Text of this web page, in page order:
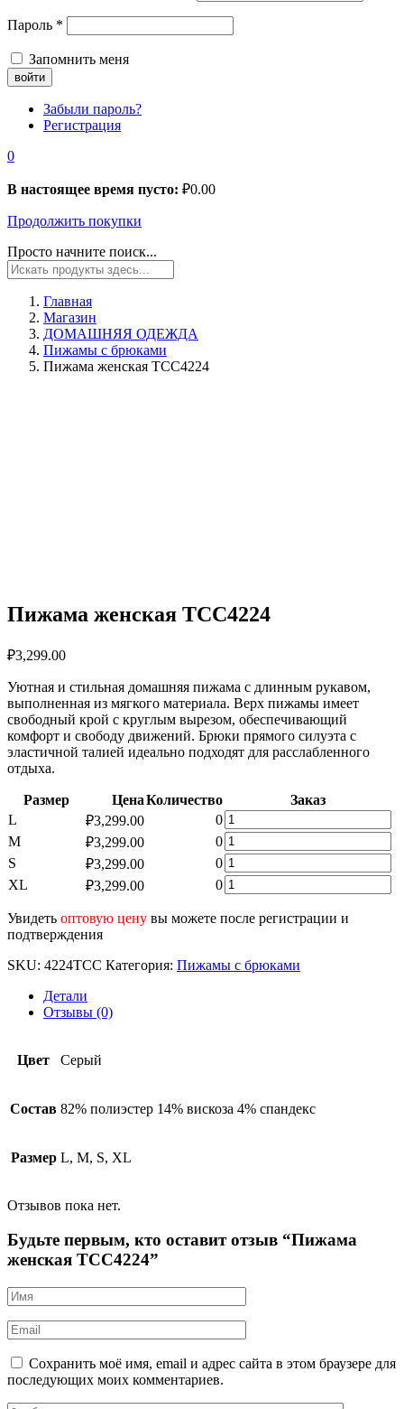
Пароль *
Запомнить меня
Забыли пароль?
Регистрация
0
В настоящее время пусто: ₽0.00
Продолжить покупки
Просто начните поиск...
Главная
Магазин
ДОМАШНЯЯ ОДЕЖДА
Пижамы с брюками
Пижама женская TCC4224
Пижама женская TCC4224
₽3,299.00
Уютная и стильная домашняя пижама с длинным рукавом,
выполненная из мягкого материала. Верх пижамы имеет
свободный крой с круглым вырезом, обеспечивающий
комфорт и свободу движений. Брюки прямого силуэта с
эластичной талией идеально подходят для расслабленного
отдыха.
Размер ЦенаКоличество
Заказ
L
₽3,299.00 0 Количество
товара
Пижама
женская
TCC4224
M ₽3,299.00 0 Количество
товара
Пижама
женская
S ₽3,299.00 0 Количество
товара
Пижама
TCC4224
XL ₽3,299.00 0 Количество
товара
Пижама
женская
Увидеть оптовую цену вы можете после регистрации и
подтверждения
SKU: 4224TCC Категория: Пижамы с брюками
Детали
Отзывы (0)
Цвет Серый
Состав 82% полиэстер 14% вискоза 4% спандекс
Размер L, M, S, XL
Отзывов пока нет.
Будьте первым, кто оставит отзыв “Пижама
женская TCC4224”
Сохранить моё имя, email и адрес сайта в этом браузере для
последующих моих комментариев.